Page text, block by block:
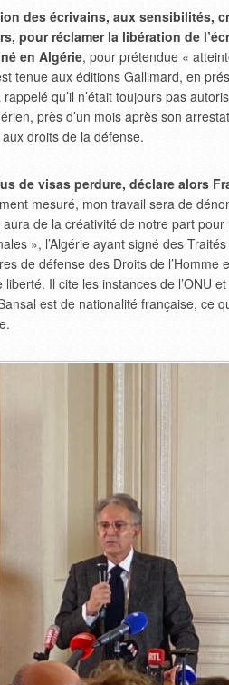
des écrivains, aux sensibilités,
pour réclamer la libération de
en Algérie, pour prétendue «
tenue aux éditions Gallimard, en
qu’il n’était toujours pas
près d’un mois après son
droits de la défense.
de visas perdure, déclare alors
mesuré, mon travail sera de
aura de la créativité de notre part
», l’Algérie ayant signé des
de défense des Droits de
liberté. Il cite les instances de l’ONU
est de nationalité française, ce